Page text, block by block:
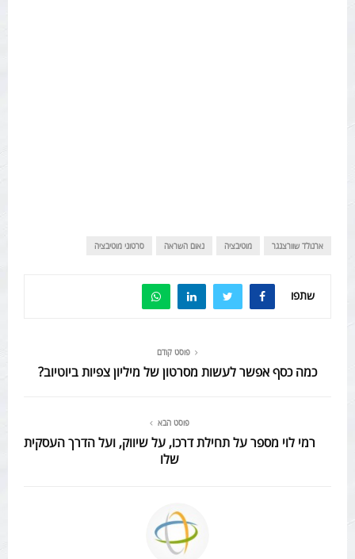
ארנולד שוורצנגר מוטיבציה נאום השראה סרטוני מוטיבציה
שתפו
פוסט קודם
כמה כסף אפשר לעשות מסרטון של מיליון צפיות ביוטיוב?
פוסט הבא
רמי לוי מספר על תחילת דרכו, על שיווק, ועל הדרך העסקית
שלו